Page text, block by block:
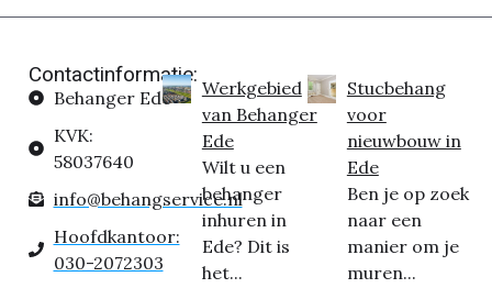
Contactinformatie:
Behanger Ede
KVK:
58037640
info@behangservice.nl
Hoofdkantoor:
030-2072303
Werkgebied
van Behanger
Ede
Wilt u een
behanger
inhuren in
Ede? Dit is
het...
Stucbehang
voor
nieuwbouw in
Ede
Ben je op zoek
naar een
manier om je
muren...